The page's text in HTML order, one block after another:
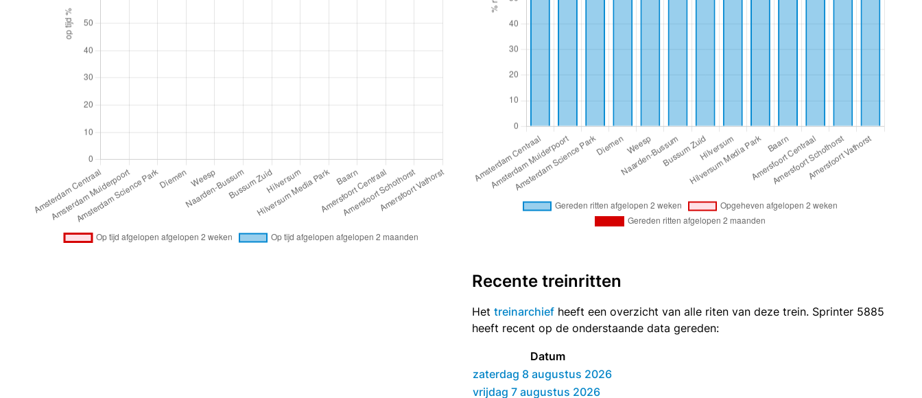
Recente treinritten
Het treinarchief heeft een overzicht van alle riten van deze trein. Sprinter 5885
heeft recent op de onderstaande data gereden:
Datum
zaterdag 8 augustus 2026
vrijdag 7 augustus 2026